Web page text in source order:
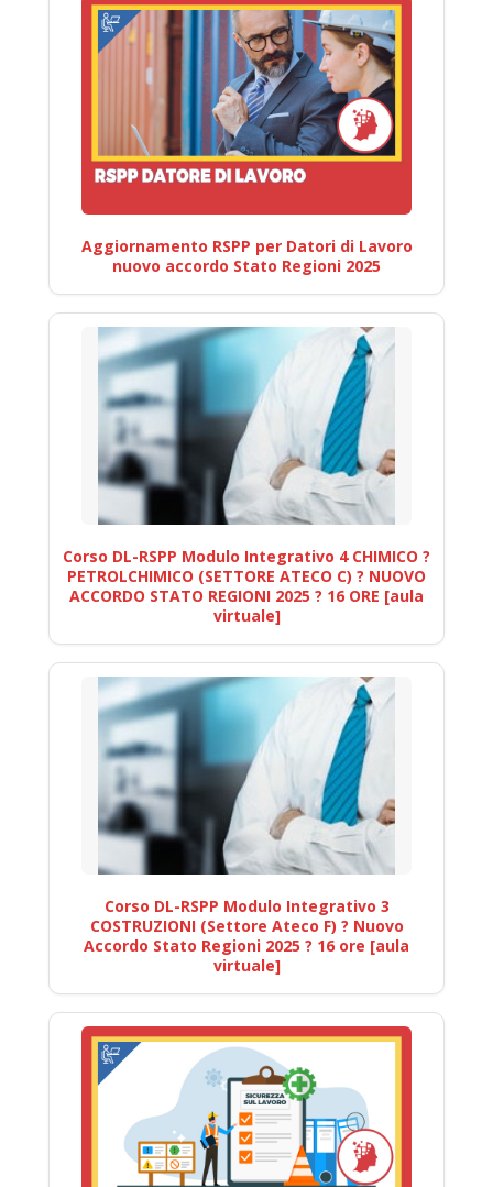
Aggiornamento RSPP per Datori di Lavoro
nuovo accordo Stato Regioni 2025
Corso DL-RSPP Modulo Integrativo 4 CHIMICO ?
PETROLCHIMICO (SETTORE ATECO C) ? NUOVO
ACCORDO STATO REGIONI 2025 ? 16 ORE [aula
virtuale]
Corso DL-RSPP Modulo Integrativo 3
COSTRUZIONI (Settore Ateco F) ? Nuovo
Accordo Stato Regioni 2025 ? 16 ore [aula
virtuale]